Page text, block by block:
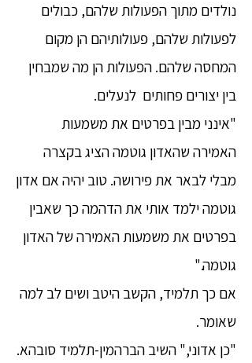
נולדים מתוך הפעולות שלהם, כבולים
לפעולות שלהם, פעולותיהם הן מקום
המחסה שלהם. הפעולות הן מה שמבחין
בין יצורים פחותים לנעלים.
"אינני מבין בפרטים את משמעות
האמירה שהאדון גוטמה הציג בקצרה
מבלי לבאר את פירושה. טוב יהיה אם אדון
גוטמה ילמד אותי את הדהמה כך שאבין
בפרטים את משמעות האמירה של האדון
גוטמה."
אם כך תלמיד, הקשב היטב ושים לב למה
שאומר.
"כן אדוני," השיב הברהמין-תלמיד סובהא.